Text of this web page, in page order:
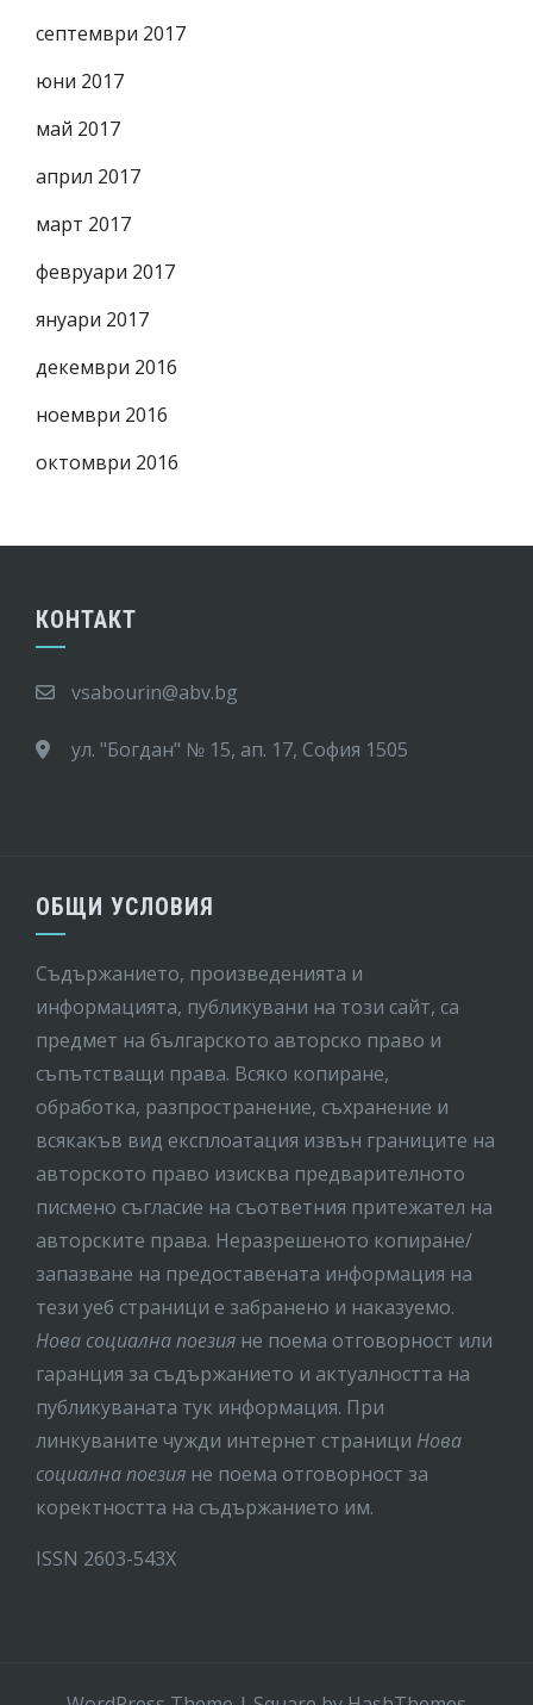
септември 2017
юни 2017
май 2017
април 2017
март 2017
февруари 2017
януари 2017
декември 2016
ноември 2016
октомври 2016
КОНТАКТ
vsabourin@abv.bg
ул. "Богдан" № 15, ап. 17, София 1505
ОБЩИ УСЛОВИЯ
Съдържанието, произведенията и
информацията, публикувани на този сайт, са
предмет на бългaрското авторско право и
съпътстващи права. Всяко копиране,
обработка, разпространение, съхранение и
всякакъв вид експлоатация извън границите на
авторското право изисква предварителното
писмено съгласие на съответния притежател на
авторските права. Неразрешеното копиране/
запазване на предоставената информация на
тези уеб страници е забранено и наказуемо.
Нова социална поезия не поема отговорност или
гаранция за съдържанието и актуалността на
публикуваната тук информация. При
линкуваните чужди интернет страници Нова
социална поезия не поема отговорност за
коректността на съдържанието им.
ISSN 2603-543X